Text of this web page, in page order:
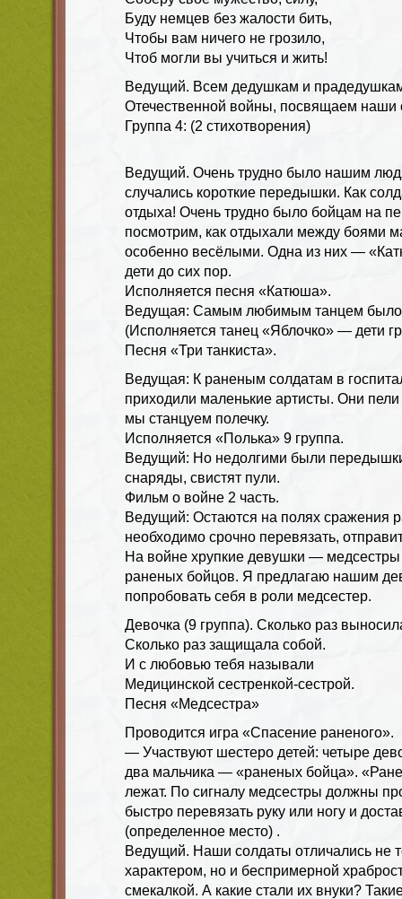
Буду немцев без жалости бить,
Чтобы вам ничего не грозило,
Чтоб могли вы учиться и жить!
Ведущий. Всем дедушкам и
Отечественной войны, посвящаем наши
Группа 4: (2 стихотворения)
Ведущий. Очень трудно было нашим
случались короткие передышки. Как
отдыха! Очень трудно было бойцам на
посмотрим, как отдыхали между боями
особенно весёлыми. Одна из них —
дети до сих пор.
Исполняется песня «Катюша».
Ведущая: Самым любимым танцем было
(Исполняется танец «Яблочко» — дети
Песня «Три танкиста».
Ведущая: К раненым солдатам в
приходили маленькие артисты. Они
мы станцуем полечку.
Исполняется «Полька» 9 группа.
Ведущий: Но недолгими были
снаряды, свистят пули.
Фильм о войне 2 часть.
Ведущий: Остаются на полях сражения
необходимо срочно перевязать,
На войне хрупкие девушки —
раненых бойцов. Я предлагаю нашим
попробовать себя в роли медсестер.
Девочка (9 группа). Сколько раз
Сколько раз защищала собой.
И с любовью тебя называли
Медицинской сестренкой-сестрой.
Песня «Медсестра»
Проводится игра «Спасение раненого».
— Участвуют шестеро детей: четыре
два мальчика — «раненых бойца».
лежат. По сигналу медсестры должны
быстро перевязать руку или ногу и
(определенное место) .
Ведущий. Наши солдаты отличались не
характером, но и беспримерной
смекалкой. А какие стали их внуки?